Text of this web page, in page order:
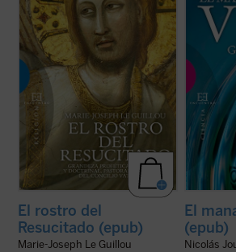
Josep Le Guillou, perito en el Concilio
Vaticano II y uno de los ...
(ver ficha)
El rostro del
Resucitado (epub)
Marie-Joseph Le Guillou
egoístas?
humano el
(ver ficha)
El
(epub)
Nicolás